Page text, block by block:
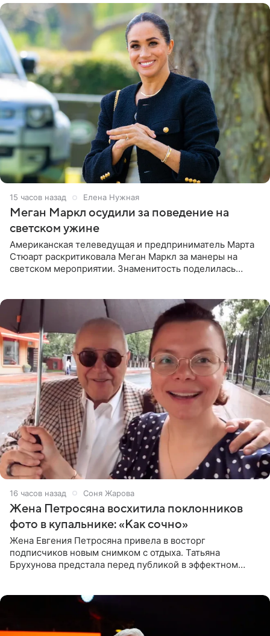
15 часов назад Елена Нужная
Меган Маркл осудили за поведение на
светском ужине
Американская телеведущая и предприниматель Марта
Стюарт раскритиковала Меган Маркл за манеры на
светском мероприятии. Знаменитость поделилась
16 часов назад Соня Жарова
Жена Петросяна восхитила поклонников
фото в купальнике: «Как сочно»
Жена Евгения Петросяна привела в восторг
подписчиков новым снимком с отдыха. Татьяна
Брухунова предстала перед публикой в эффектном